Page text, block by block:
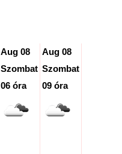
Aug 08
Szombat
06 óra
Aug 08
Szombat
09 óra